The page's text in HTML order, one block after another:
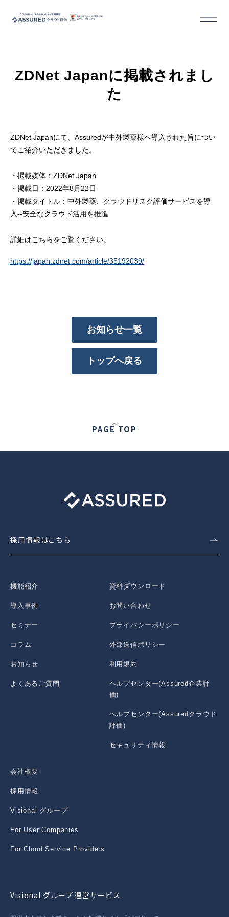
導入/活用事例
コラム
活用事例｜クラウドサービス事業者様
ZDNet Japanに掲載されまし
た
ZDNet Japanにて、Assuredが中外製薬様へ導入された旨につい
てご紹介いただきました。
・掲載媒体：ZDNet Japan
・掲載日：2022年8月22日
・掲載タイトル：中外製薬、クラウドリスク評価サービスを導
入--安全なクラウド活用を推進
詳細はこちらをご覧ください。
https://japan.zdnet.com/article/35192039/
お知らせ一覧
トップへ戻る
PAGE TOP
採用情報はこちら
機能紹介
導入事例
セミナー
コラム
お知らせ
よくあるご質問
資料ダウンロード
お問い合わせ
プライバシーポリシー
外部送信ポリシー
利用規約
ヘルプセンター(Assured企業評
価)
ヘルプセンター(Assuredクラウド
評価)
セキュリティ情報
会社概要
採用情報
Visional グループ
For User Companies
For Cloud Service Providers
Visional グループ 運営サービス